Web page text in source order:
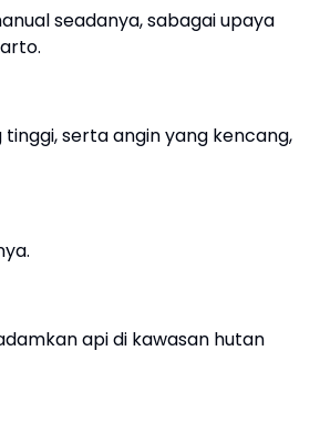
seadanya, sabagai upaya
serta angin yang kencang,
api di kawasan hutan